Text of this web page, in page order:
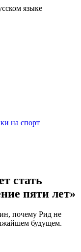
языке
на спорт
стать
пяти лет»
почему Рид не
будущем.